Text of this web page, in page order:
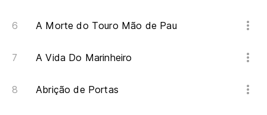
A Morte do Touro Mão de Pau
A Vida Do Marinheiro
Abrição de Portas